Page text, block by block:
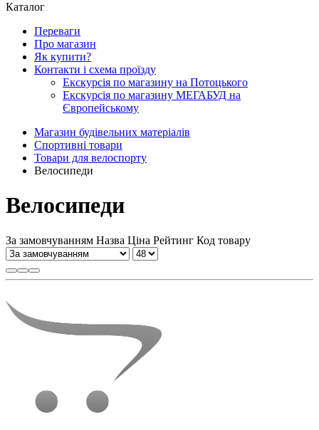
Каталог
Переваги
Про магазин
Як купити?
Контакти і схема проїзду
Екскурсія по магазину на Потоцького
Екскурсія по магазину МЕГАБУД на
Європейському
Магазин будівельних матеріалів
Спортивні товари
Товари для велоспорту
Велосипеди
Велосипеди
За замовчуванням Назва Ціна Рейтинг Код товару